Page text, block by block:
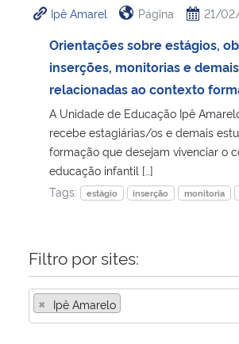
Ministério da Cidadania
Ministério de Minas e Energia
Ministério da Ciência, Tecnologia, Inovações e
Ministério do Meio Ambiente
Ministério do Desenvolvimento Regional
Controladoria-Geral da União
Ipê Amarel Página 21/
Orientações sobre estágios,
inserções, monitorias e
relacionadas ao contexto
A Unidade de Educação Ipê
recebe estagiárias/os e demais
formação que desejam vivenciar o
educação infantil […]
Tags:
estágio inserção monitoria
Filtro por sites:
× Ipê Amarelo